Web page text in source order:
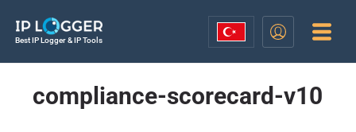
Best IP Logger & IP Tools
compliance-scorecard-v10